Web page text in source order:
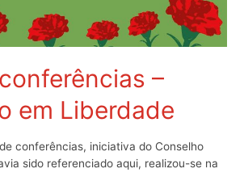
–
em Liberdade
conferências, iniciativa do Conselho
sido referenciado aqui, realizou-se na